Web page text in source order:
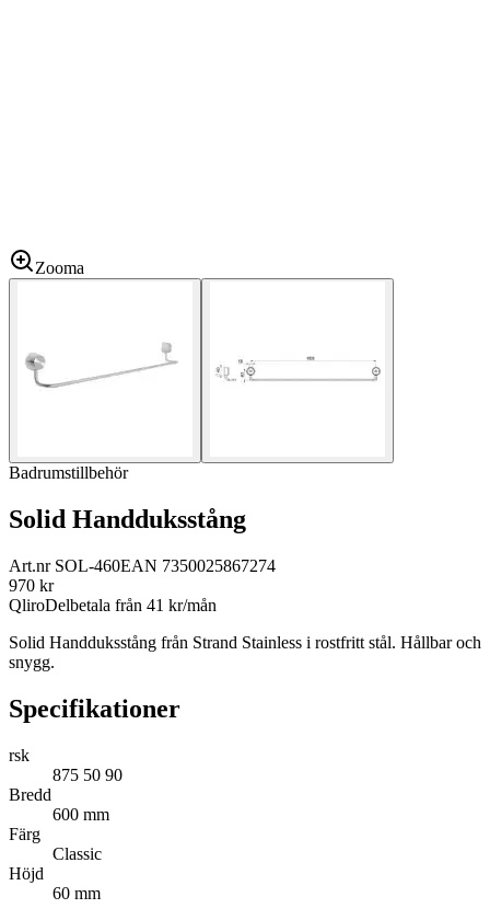
Zooma
Badrumstillbehör
Solid Handduksstång
Art.nr SOL-460EAN 7350025867274
970 kr
QliroDelbetala från 41 kr/mån
Solid Handduksstång från Strand Stainless i rostfritt stål. Hållbar och
snygg.
Specifikationer
rsk
875 50 90
Bredd
600 mm
Färg
Classic
Höjd
60 mm